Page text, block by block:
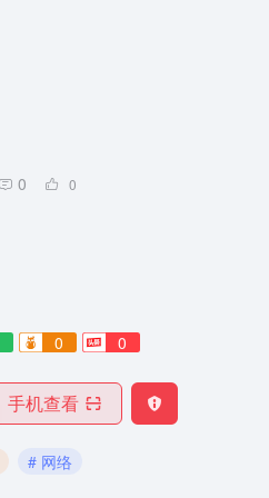
0 0
0 0
手机查看
# 网络